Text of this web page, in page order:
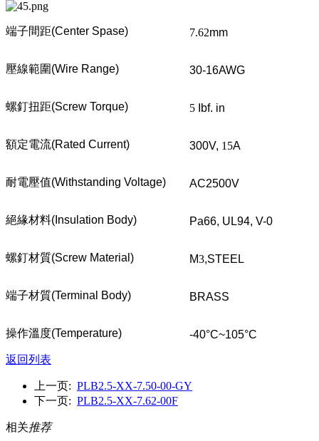
端子間距(Center Spase) 7.62mm
壓線範圍(Wire Range) 30-16AWG
螺釘扭距(Screw Torque) 5 Ibf. in
額定電流(Rated Current) 300V, 15A
耐電壓值(Withstanding Voltage) AC2500V
絕緣材料(Insulation Body) Pa66, UL94, V-0
螺釘材質(Screw Material) M3,STEEL
端子材質(Terminal Body) BRASS
操作溫度(Temperature) -40°C~105°C
返回列表
上一页: PLB2.5-XX-7.50-00-GY
下一页: PLB2.5-XX-7.62-00F
相关推荐